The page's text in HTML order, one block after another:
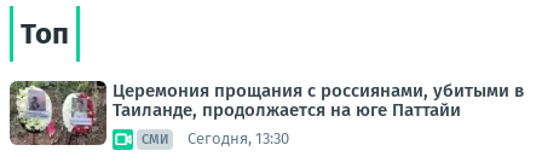
Топ
Церемония прощания с россиянами, убитыми в
Таиланде, продолжается на юге Паттайи
СМИ Сегодня, 13:30